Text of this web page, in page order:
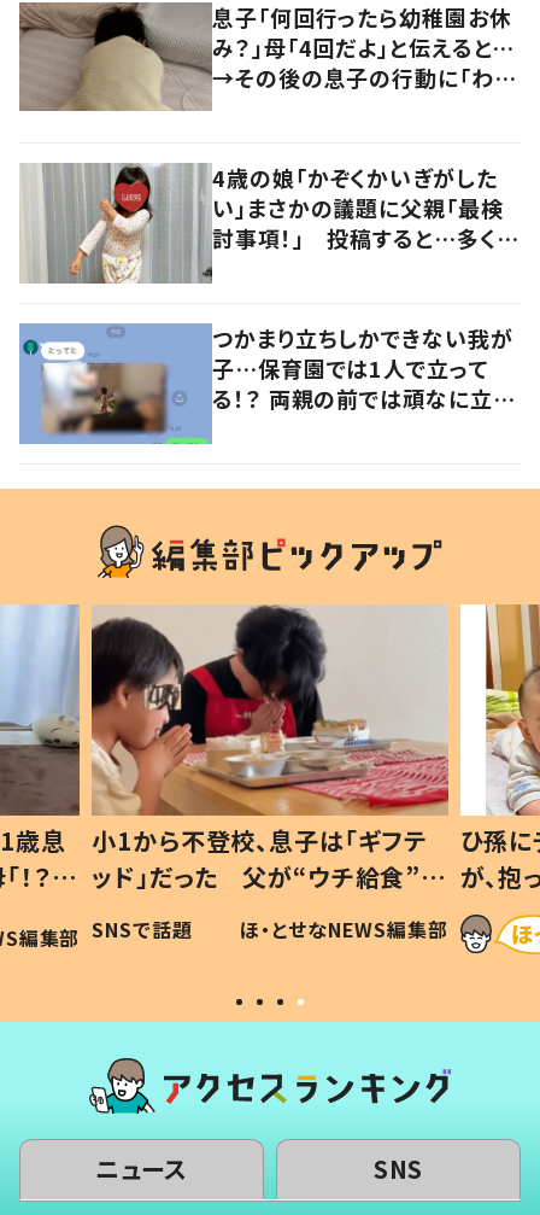
息子「何回行ったら幼稚園お休
み？」母「4回だよ」と伝えると…
→その後の息子の行動に「わか
4歳の娘「かぞくかいぎがした
い」まさかの議題に父親「最検
討事項！」 投稿すると…多くの
つかまり立ちしかできない我が
子…保育園では1人で立って
る！？ 両親の前では頑なに立た
歳息
？」
編集部
小1から不登校、息子は「ギフテ
ッド」だった 父が“ウチ給食”を
作り続ける理由とは #令和の親
#令和の子
SNSで話題 ほ・とせなNEWS編集部
ひ孫
が、
「涙が
い」
ニュース SNS